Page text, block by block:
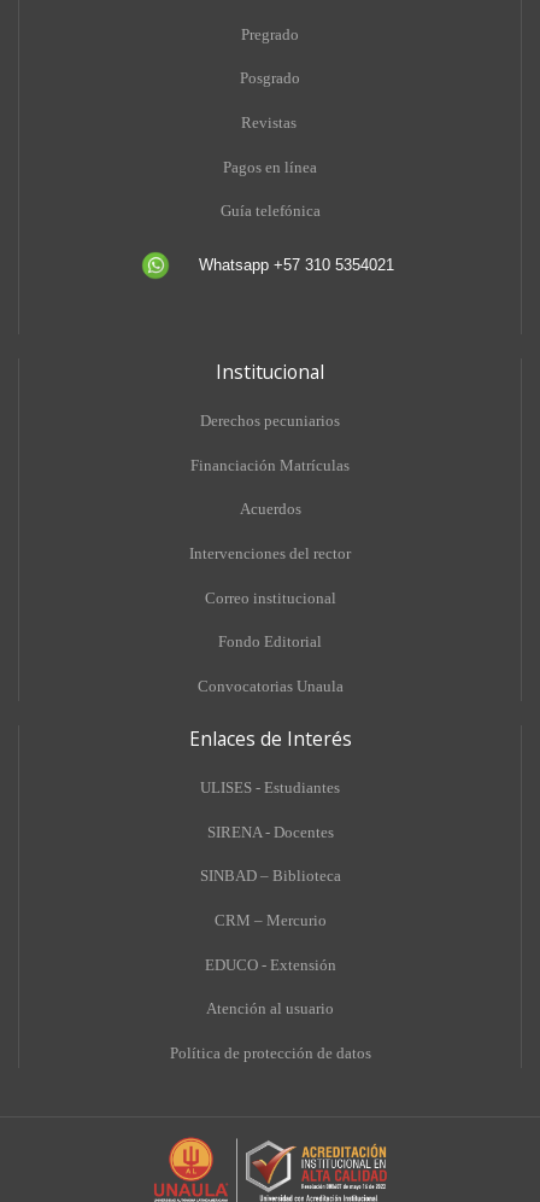
Pregrado
Posgrado
Revistas
Pagos en línea
Guía telefónica
Whatsapp +57 310 5354021
Institucional
Derechos pecuniarios
Financiación Matrículas
Acuerdos
Intervenciones del rector
Correo institucional
Fondo Editorial
Convocatorias Unaula
Enlaces de Interés
ULISES - Estudiantes
SIRENA - Docentes
SINBAD – Biblioteca
CRM – Mercurio
EDUCO - Extensión
Atención al usuario
Política de protección de datos